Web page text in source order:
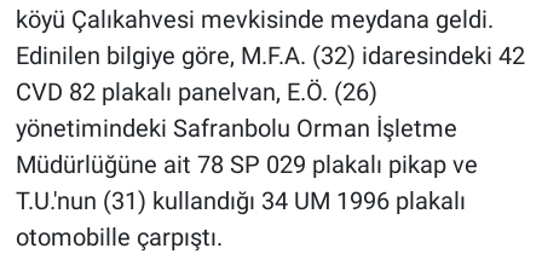
köyü Çalıkahvesi mevkisinde meydana geldi.
Edinilen bilgiye göre, M.F.A. (32) idaresindeki 42
CVD 82 plakalı panelvan, E.Ö. (26)
yönetimindeki Safranbolu Orman İşletme
Müdürlüğüne ait 78 SP 029 plakalı pikap ve
T.U.'nun (31) kullandığı 34 UM 1996 plakalı
otomobille çarpıştı.